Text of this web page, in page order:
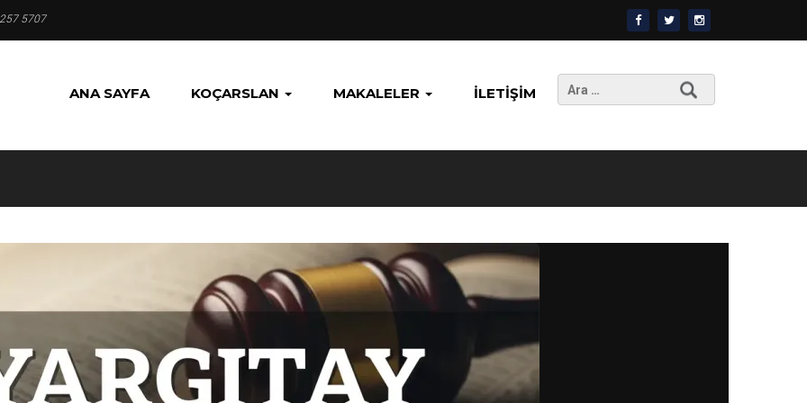
5707
ANA SAYFA KOÇARSLAN MAKALELER İLETIŞIM
Arama: